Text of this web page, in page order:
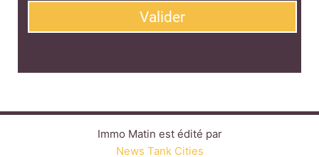
QUI SOMMES-NOUS ?
LINKEDINTWITTERFACEBOOK
YOUTUBE